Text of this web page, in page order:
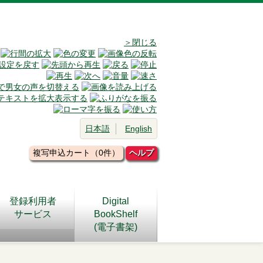
＞閉じる
日本語 English
複写申込カート（0件） ヘルプ
登録利用者
サービス
Digital
BookShelf
(電子書架)